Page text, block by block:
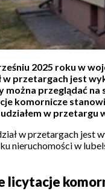
2025 roku w
w przetargach jest
można przeglądać na
komornicze
w przetargu
w przetargach jest
nieruchomości w
licytacje